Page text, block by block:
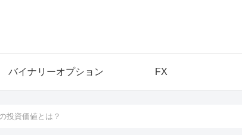
バイナリーオプション FX
投資価値とは？